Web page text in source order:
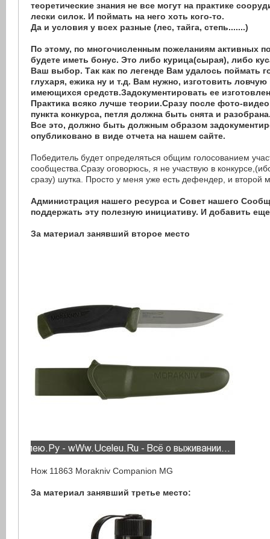
теоретические знания не все могут на практике
лески силок. И поймать на него хоть кого-то.
Да и условия у всех разные (лес, тайга, степь.......)
По этому, по многочисленным пожеланиям активных
будете иметь бонус. Это либо курица(сырая), либо
Ваш выбор. Так как по легенде Вам удалось поймать
глухаря, ежика ну и т.д. Вам нужно, изготовить
имеющихся средств.Задокументировать ее
Практика всяко лучше теории.Сразу после фото-
пункта конкурса, петля должна быть снята и
Все это, должно быть должным образом
опубликовано в виде отчета на нашем сайте.
Победитель будет определяться общим голосованием
сообщества.Сразу оговорюсь, я не участвую в
сразу) шутка. Просто у меня уже есть дефендер, и второй
Администрация нашего ресурса и Совет нашего
поддержать эту полезную инициативу. И добавить
За материал занявший второе место
Нож 11863 Morakniv Companion MG
За материал занявший третье место: